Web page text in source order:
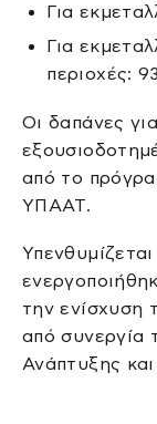
Για
Για
περιοχές:
Οι δαπάνες
από το
ΥΠΑΑΤ.
την ενίσχυση
από συνεργία
Ανάπτυξης